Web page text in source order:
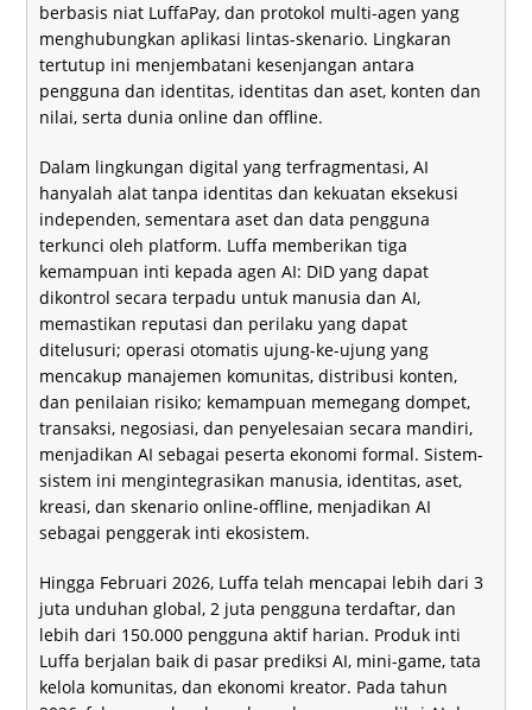
berbasis niat LuffaPay, dan protokol multi-agen yang
menghubungkan aplikasi lintas-skenario. Lingkaran
tertutup ini menjembatani kesenjangan antara
pengguna dan identitas, identitas dan aset, konten dan
nilai, serta dunia online dan offline.
Dalam lingkungan digital yang terfragmentasi, AI
hanyalah alat tanpa identitas dan kekuatan eksekusi
independen, sementara aset dan data pengguna
terkunci oleh platform. Luffa memberikan tiga
kemampuan inti kepada agen AI: DID yang dapat
dikontrol secara terpadu untuk manusia dan AI,
memastikan reputasi dan perilaku yang dapat
ditelusuri; operasi otomatis ujung-ke-ujung yang
mencakup manajemen komunitas, distribusi konten,
dan penilaian risiko; kemampuan memegang dompet,
transaksi, negosiasi, dan penyelesaian secara mandiri,
menjadikan AI sebagai peserta ekonomi formal. Sistem-
sistem ini mengintegrasikan manusia, identitas, aset,
kreasi, dan skenario online-offline, menjadikan AI
sebagai penggerak inti ekosistem.
Hingga Februari 2026, Luffa telah mencapai lebih dari 3
juta unduhan global, 2 juta pengguna terdaftar, dan
lebih dari 150.000 pengguna aktif harian. Produk inti
Luffa berjalan baik di pasar prediksi AI, mini-game, tata
kelola komunitas, dan ekonomi kreator. Pada tahun